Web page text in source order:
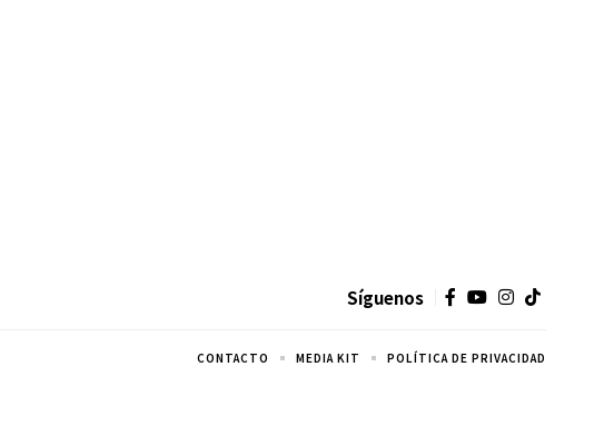
Síguenos
CONTACTO MEDIA KIT POLÍTICA DE PRIVACIDAD